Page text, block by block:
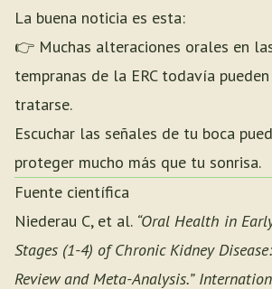
La buena noticia es esta:
👉 Muchas alteraciones orales en
tempranas de la ERC todavía
tratarse.
Escuchar las señales de tu boca
proteger mucho más que tu sonrisa.
Fuente científica
Niederau C, et al. “Oral Health in
Stages (1-4) of Chronic Kidney
Review and Meta-Analysis.”